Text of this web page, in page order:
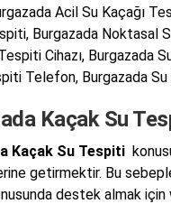
Acil Su Kaçağı
Burgazada Noktasal
Cihazı, Burgazada
Telefon, Burgazada
Kaçak Su
Kaçak Su Tespiti
getirmektir. Bu
destek almak için